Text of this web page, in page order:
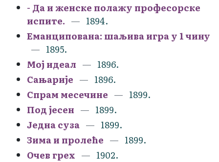
- Да и женске полажу професорске
испите.
1894.
Еманципована: шаљива игра у 1 чину
1895.
Мој идеал
1896.
Сањарије
1896.
Спрам месечине
1899.
Под јесен
1899.
Једна суза
1899.
Зима и пролеће
1899.
Очев грех
1902.